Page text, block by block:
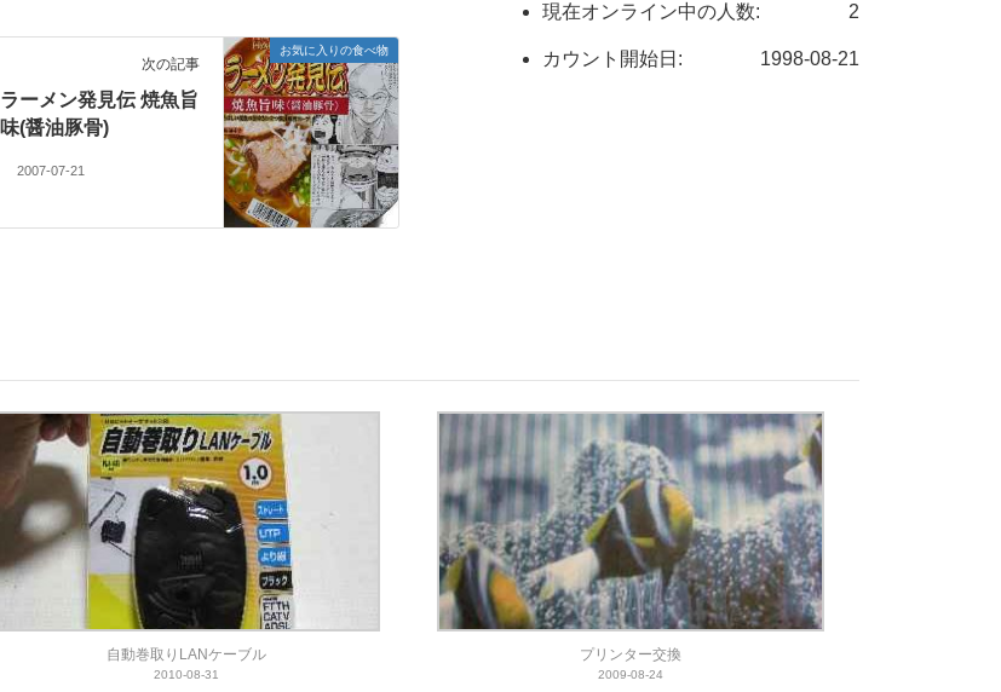
お気に入りの食べ物
次の記事
ラーメン発見伝 焼魚旨
味(醤油豚骨)
2007-07-21
2
現在オンライン中の人数:
1998-08-21
カウント開始日:
自動巻取りLANケーブル
2010-08-31
プリンター交換
2009-08-24